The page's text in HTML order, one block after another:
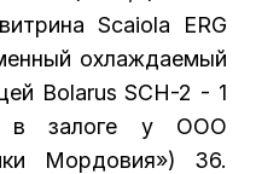
Scaiola ERG
охлаждаемый
Bolarus SCH-2 - 1
залоге у ООО
Мордовия») 36.